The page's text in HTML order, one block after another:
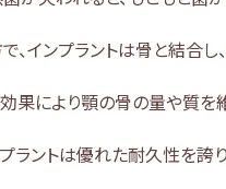
、インプラントは骨と結合し
果により顎の骨の量や質を
ラントは優れた耐久性を誇